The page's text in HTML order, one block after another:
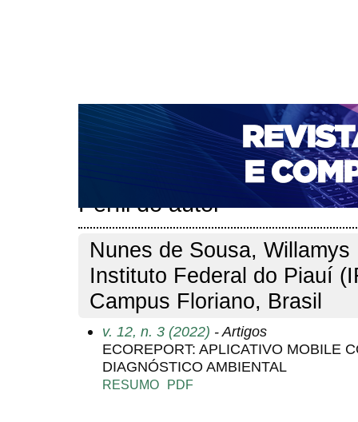
CAPA SOBRE ACESSO CADASTRO
NOTÍCIAS
PORTAL DE REVISTAS DA UNIFACS
PARA AVALIADORES
NOVA SUBMISSÃO
Perfil do autor
Nunes de Sousa, Willamys
Instituto Federal do Piauí
Campus Floriano, Brasil
v. 12, n. 3 (2022) - Artigos
ECOREPORT: APLICATIVO MOBILE
DIAGNÓSTICO AMBIENTAL
RESUMO PDF